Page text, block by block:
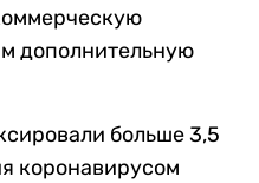
дополнительную
больше 3,5
коронавирусом